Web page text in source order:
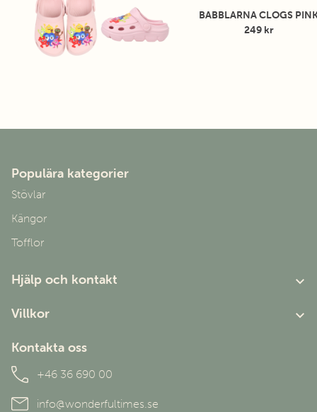
BABBLARNA CLOGS
249 kr
Populära kategorier
Stövlar
Kängor
Tofflor
Hjälp och kontakt
Om oss
Villkor
Användarvillkor
Personuppgiftspolicy
Kontakta oss
+46 36 690 00
info@wonderfultimes.se